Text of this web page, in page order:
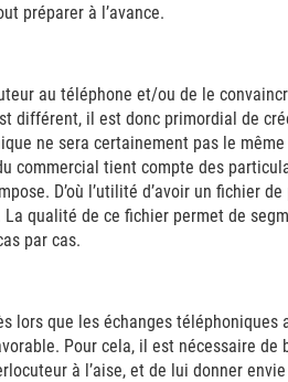
préparer à l’avance.
au téléphone et/ou de le
différent, il est donc primordial de
ne sera certainement pas le même
commercial tient compte des
D’où l’utilité d’avoir un fichier
qualité de ce fichier permet de
par cas.
lors que les échanges téléphoniques
Pour cela, il est nécessaire de
à l’aise, et de lui donner envie